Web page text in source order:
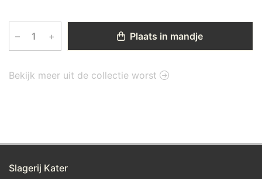
– + Plaats in mandje
Bekijk meer uit de collectie worst
Slagerij Kater